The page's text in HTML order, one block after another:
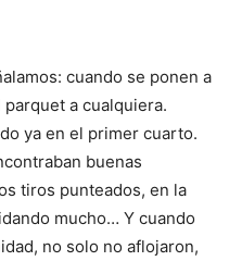
cuando se ponen a
a cualquiera.
ya en el primer cuarto.
buenas
tiros punteados, en la
mucho… Y cuando
no solo no aflojaron,